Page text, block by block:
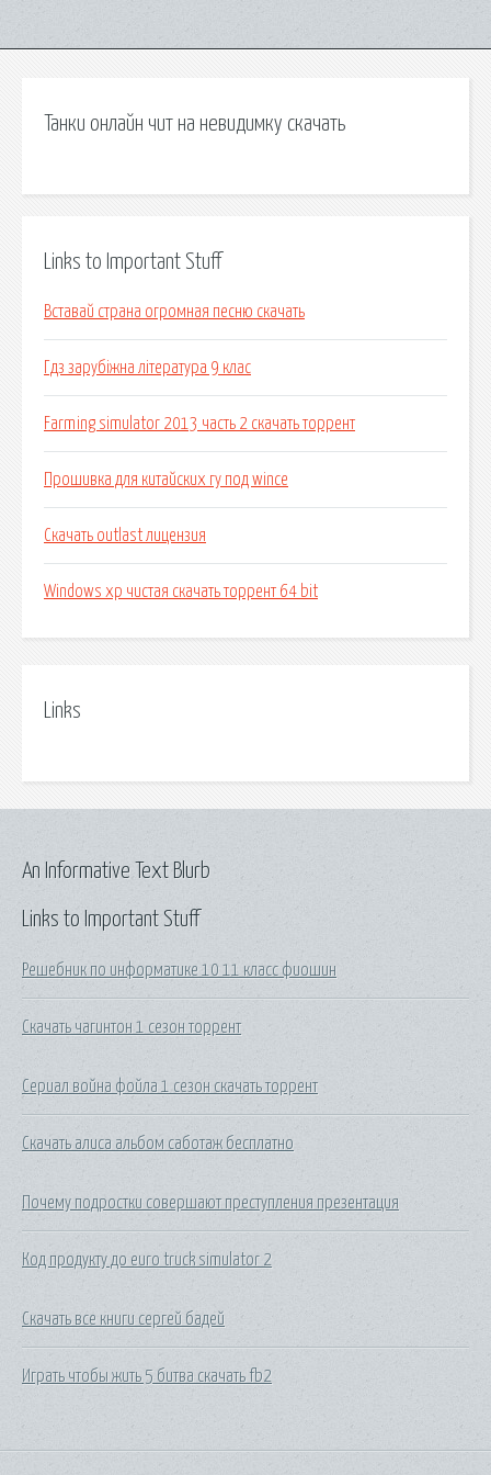
Танки онлайн чит на невидимку скачать
Links to Important Stuff
Вставай страна огромная песню скачать
Гдз зарубіжна література 9 клас
Farming simulator 2013 часть 2 скачать торрент
Прошивка для китайских гу под wince
Скачать outlast лицензия
Windows xp чистая скачать торрент 64 bit
Links
Links to Important Stuff
Решебник по информатике 10 11 класс фиошин
Скачать чагинтон 1 сезон торрент
Сериал война фойла 1 сезон скачать торрент
Скачать алиса альбом саботаж бесплатно
Почему подростки совершают преступления презентация
Код продукту до euro truck simulator 2
Скачать все книги сергей бадей
Играть чтобы жить 5 битва скачать fb2
An Informative Text Blurb